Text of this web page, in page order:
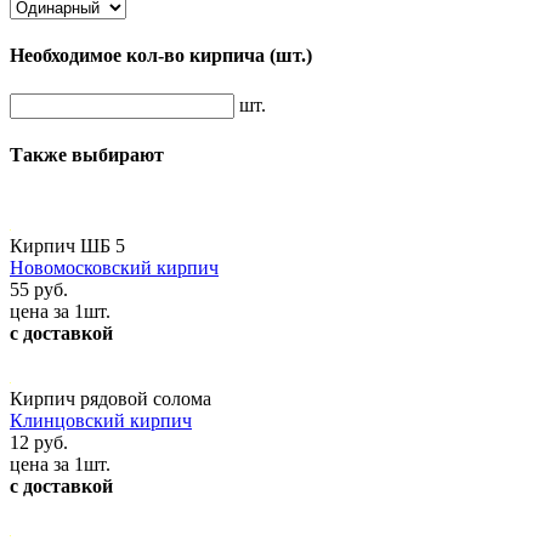
Необходимое кол-во кирпича (шт.)
шт.
Также выбирают
Кирпич ШБ 5
Новомосковский кирпич
55 руб.
цена за 1шт.
с доставкой
Кирпич рядовой солома
Клинцовский кирпич
12 руб.
цена за 1шт.
с доставкой